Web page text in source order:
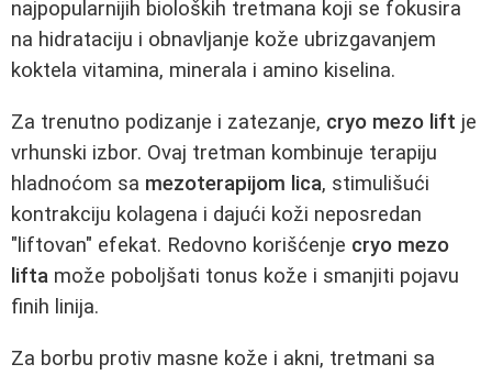
najpopularnijih bioloških tretmana koji se fokusira
na hidrataciju i obnavljanje kože ubrizgavanjem
koktela vitamina, minerala i amino kiselina.
Za trenutno podizanje i zatezanje, cryo mezo lift je
vrhunski izbor. Ovaj tretman kombinuje terapiju
hladnoćom sa mezoterapijom lica, stimulišući
kontrakciju kolagena i dajući koži neposredan
"liftovan" efekat. Redovno korišćenje cryo mezo
lifta može poboljšati tonus kože i smanjiti pojavu
finih linija.
Za borbu protiv masne kože i akni, tretmani sa